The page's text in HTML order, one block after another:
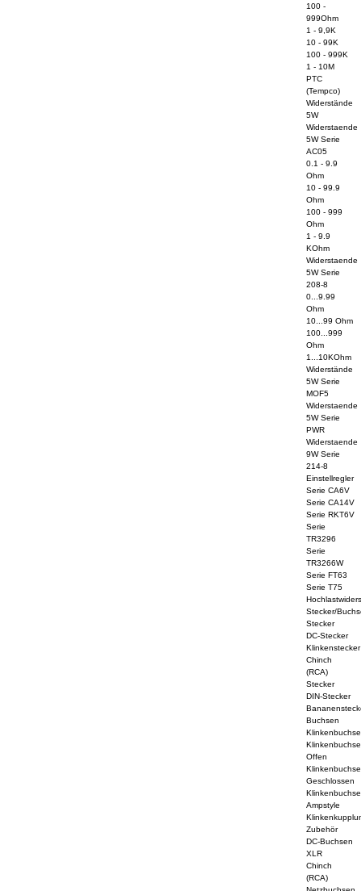
100 -
999Ohm
1 - 9,9K
10 - 99K
100 - 999K
1 - 10M
PTC
(Tempco)
Widerstände
5W
Widerstaende
5W Serie
AC05
0.1 - 9.9
Ohm
10 - 99.9
Ohm
100 - 999
Ohm
1 - 9.9
KOhm
Widerstaende
5W Serie
208-8
0...9.99
Ohm
10...99 Ohm
100...999
Ohm
1...10KOhm
Widerstände
5W Serie
MOF5
Widerstaende
5W Serie
PWR
Widerstaende
9W Serie
214-8
Einstellregler
Serie CA6V
Serie CA14V
Serie RKT6V
Serie
TR3296
Serie
TR3266W
Serie FT63
Serie T75
Stecker/
Stecker
DC-Stecker
Klinkenstecker
Chinch
(RCA)
Stecker
DIN-Stecker
Buchsen
Offen
Geschlossen
Ampstyle
Zubehör
DC-Buchsen
XLR
Chinch
(RCA)